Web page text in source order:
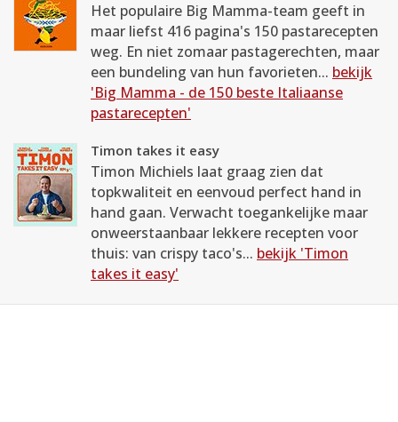
Het populaire Big Mamma-team geeft in
maar liefst 416 pagina's 150 pastarecepten
weg. En niet zomaar pastagerechten, maar
een bundeling van hun favorieten... bekijk
'Big Mamma - de 150 beste Italiaanse
pastarecepten'
Timon takes it easy
Timon Michiels laat graag zien dat
topkwaliteit en eenvoud perfect hand in
hand gaan. Verwacht toegankelijke maar
onweerstaanbaar lekkere recepten voor
thuis: van crispy taco's... bekijk 'Timon
takes it easy'